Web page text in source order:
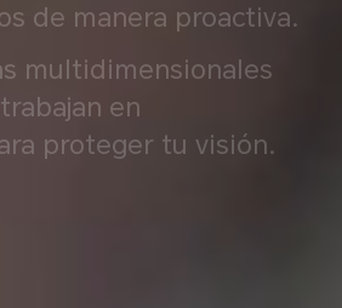
de manera proactiva.
multidimensionales
trabajan en
proteger tu visión.